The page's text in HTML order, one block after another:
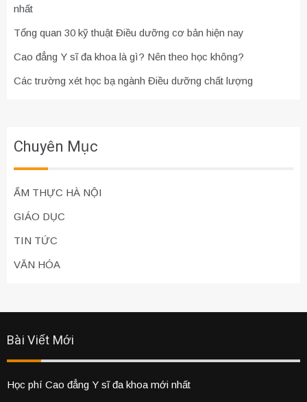
nhất
Tổng quan 30 kỹ thuật Điều dưỡng cơ bản hiện nay
Cao đẳng Y sĩ đa khoa là gì? Nên theo học không?
Các trường xét học bạ ngành Điều dưỡng chất lượng
Chuyên Mục
ẨM THỰC HÀ NỘI
GIÁO DỤC
TIN TỨC
VĂN HÓA
Bài Viết Mới
Học phí Cao đẳng Y sĩ đa khoa mới nhất